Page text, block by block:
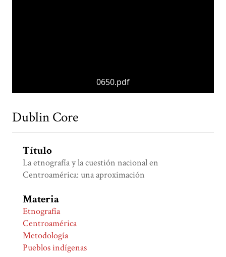
0650.pdf
Dublin Core
Título
La etnografía y la cuestión nacional en
Centroamérica: una aproximación
Materia
Etnografía
Centroamérica
Metodología
Pueblos indígenas